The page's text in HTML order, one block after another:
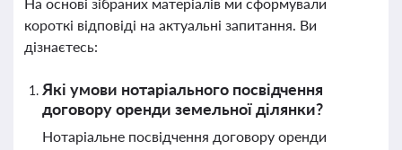
короткі відповіді на актуальні запитання. Ви
дізнаєтесь:
Які умови нотаріального посвідчення
договору оренди земельної ділянки?
Нотаріальне посвідчення договору оренди